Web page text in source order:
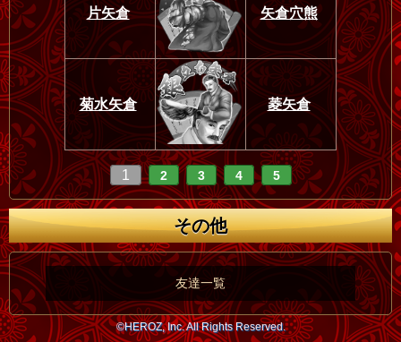
片矢倉 矢倉穴熊
菊水矢倉 菱矢倉
1 2 3 4 5
その他
友達一覧
©HEROZ, Inc. All Rights Reserved.